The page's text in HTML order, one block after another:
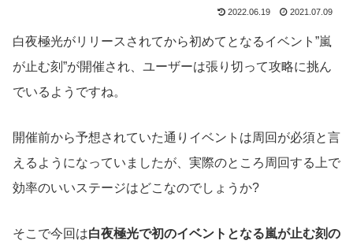
2022.06.19 2021.07.09
白夜極光がリリースされてから初めてとなるイベント”嵐
が止む刻”が開催され、ユーザーは張り切って攻略に挑ん
でいるようですね。
開催前から予想されていた通りイベントは周回が必須と言
えるようになっていましたが、実際のところ周回する上で
効率のいいステージはどこなのでしょうか?
そこで今回は白夜極光で初のイベントとなる嵐が止む刻の